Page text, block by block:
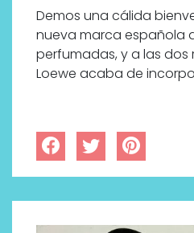
Demos una cálida
nueva marca española
perfumadas, y a las dos
Loewe acaba de